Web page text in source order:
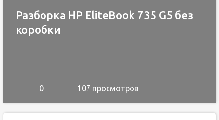
Разборка HP EliteBook 735 G5 без
коробки
0 107 просмотров